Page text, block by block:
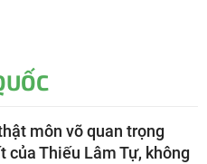
môn võ quan trọng
của Thiếu Lâm Tự, không